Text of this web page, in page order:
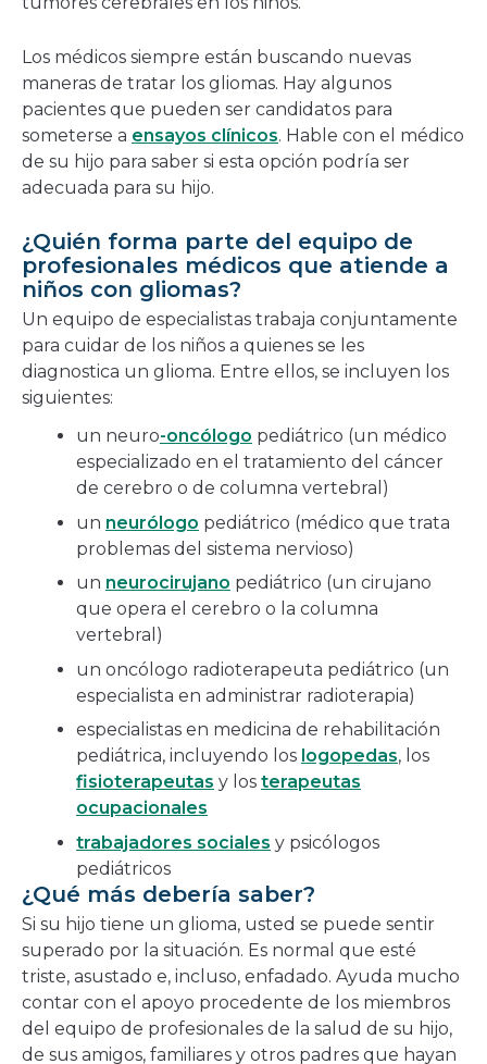
Los médicos siempre están buscando nuevas
maneras de tratar los gliomas. Hay algunos
pacientes que pueden ser candidatos para
someterse a ensayos clínicos. Hable con el médico
de su hijo para saber si esta opción podría ser
adecuada para su hijo.
¿Quién forma parte del equipo de
profesionales médicos que atiende a
niños con gliomas?
Un equipo de especialistas trabaja conjuntamente
para cuidar de los niños a quienes se les
diagnostica un glioma. Entre ellos, se incluyen los
siguientes:
un neuro-oncólogo pediátrico (un médico
especializado en el tratamiento del cáncer
de cerebro o de columna vertebral)
un neurólogo pediátrico (médico que trata
problemas del sistema nervioso)
un neurocirujano pediátrico (un cirujano
que opera el cerebro o la columna
vertebral)
un oncólogo radioterapeuta pediátrico (un
especialista en administrar radioterapia)
especialistas en medicina de rehabilitación
pediátrica, incluyendo los logopedas, los
fisioterapeutas y los terapeutas
ocupacionales
trabajadores sociales y psicólogos
pediátricos
¿Qué más debería saber?
Si su hijo tiene un glioma, usted se puede sentir
superado por la situación. Es normal que esté
triste, asustado e, incluso, enfadado. Ayuda mucho
contar con el apoyo procedente de los miembros
del equipo de profesionales de la salud de su hijo,
de sus amigos, familiares y otros padres que hayan